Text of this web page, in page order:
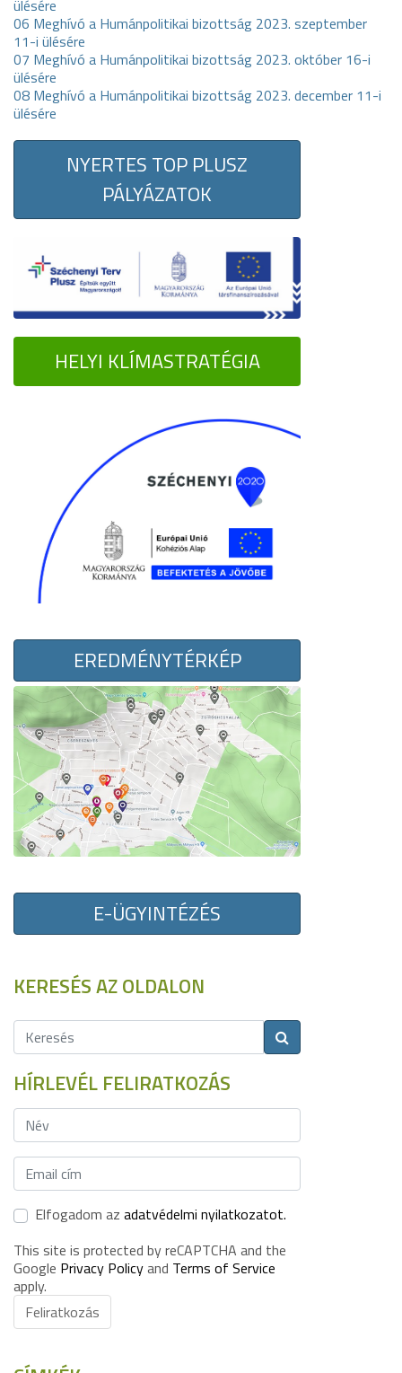
ülésére
06 Meghívó a Humánpolitikai bizottság 2023. szeptember
11-i ülésére
07 Meghívó a Humánpolitikai bizottság 2023. október 16-i
ülésére
08 Meghívó a Humánpolitikai bizottság 2023. december 11-i
ülésére
NYERTES TOP PLUSZ
PÁLYÁZATOK
HELYI KLÍMASTRATÉGIA
EREDMÉNYTÉRKÉP
E-ÜGYINTÉZÉS
KERESÉS AZ OLDALON
HÍRLEVÉL FELIRATKOZÁS
Elfogadom az adatvédelmi nyilatkozatot.
This site is protected by reCAPTCHA and the
Google Privacy Policyand Terms of Service
apply.
Feliratkozás